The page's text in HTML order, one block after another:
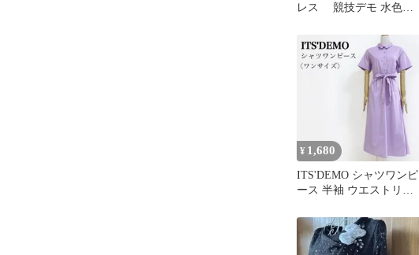
レス 競技デモ 水色
¥ 1,680
ITS'DEMO シャツワンピ
ース 半袖 ウエストリボ